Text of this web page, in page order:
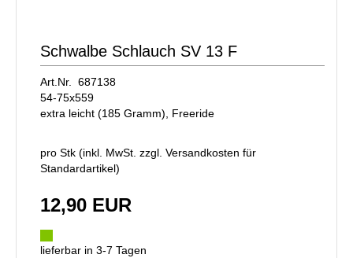
Schwalbe Schlauch SV 13 F
Art.Nr. 687138
54-75x559
extra leicht (185 Gramm), Freeride
pro Stk (inkl. MwSt. zzgl. Versandkosten für
Standardartikel)
12,90 EUR
lieferbar in 3-7 Tagen